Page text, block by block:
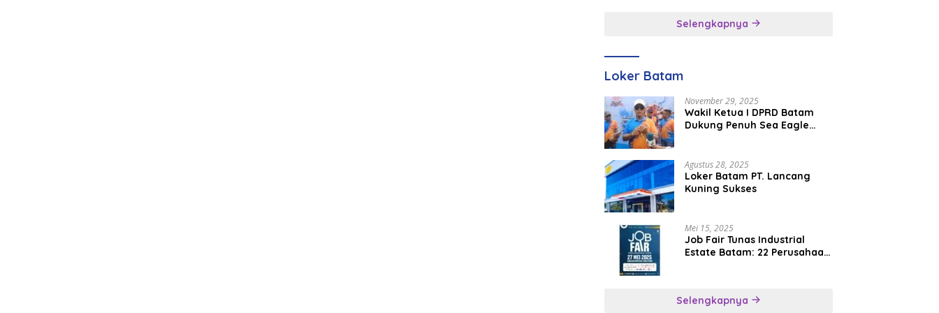
Selengkapnya
Loker Batam
November 29, 2025
Wakil Ketua I DPRD Batam
Dukung Penuh Sea Eagle
Agustus 28, 2025
Loker Batam PT. Lancang
Kuning Sukses
Mei 15, 2025
Job Fair Tunas Industrial
Estate Batam: 22 Perusahaan
Selengkapnya